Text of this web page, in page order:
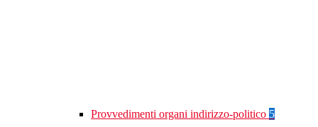
Provvedimenti organi indirizzo-politico 5